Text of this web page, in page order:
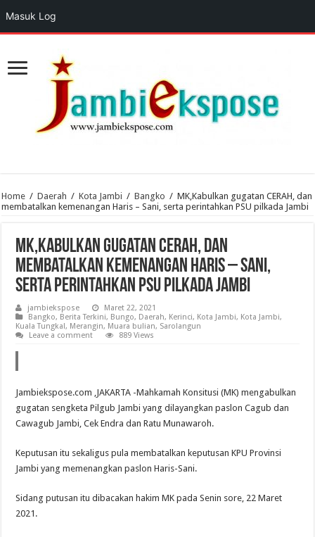
Home / Daerah / Kota Jambi / Bangko / MK,Kabulkan gugatan CERAH, dan
membatalkan kemenangan Haris – Sani, serta perintahkan PSU pilkada Jambi
MK,Kabulkan gugatan CERAH, dan
membatalkan kemenangan Haris – Sani,
serta perintahkan PSU pilkada Jambi
jambiekspose
Maret 22, 2021
Bangko, Berita Terkini, Bungo, Daerah, Kerinci, Kota Jambi, Kota Jambi,
Kuala Tungkal, Merangin, Muara bulian, Sarolangun
Leave a comment
889 Views
Jambiekspose.com ,JAKARTA -Mahkamah Konsitusi (MK) mengabulkan
gugatan sengketa Pilgub Jambi yang dilayangkan paslon Cagub dan
Cawagub Jambi, Cek Endra dan Ratu Munawaroh.
Keputusan itu sekaligus pula membatalkan keputusan KPU Provinsi
Jambi yang memenangkan paslon Haris-Sani.
Sidang putusan itu dibacakan hakim MK pada Senin sore, 22 Maret
2021.
Masuk Log